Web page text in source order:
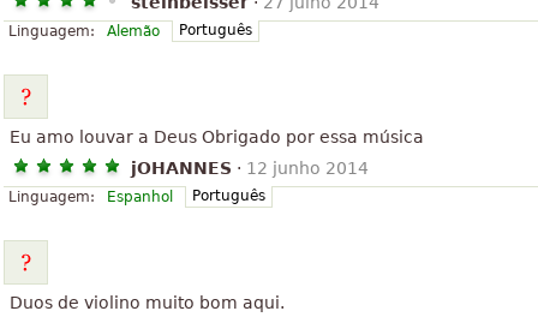
Linguagem: Alemão Português
Eu amo louvar a Deus Obrigado por essa música
jOHANNES · 12 junho 2014
Linguagem: Espanhol Português
Duos de violino muito bom aqui.